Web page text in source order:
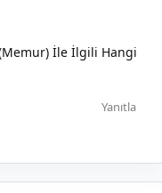
İle İlgili Hangi
Yanıtla